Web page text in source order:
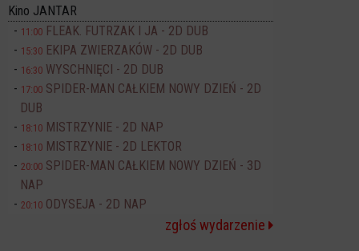
Kino JANTAR
11:00 FLEAK. FUTRZAK I JA - 2D DUB
15:30 EKIPA ZWIERZAKÓW - 2D DUB
16:30 WYSCHNIĘCI - 2D DUB
17:00 SPIDER-MAN CAŁKIEM NOWY DZIEŃ - 2D
DUB
18:10 MISTRZYNIE - 2D NAP
18:10 MISTRZYNIE - 2D LEKTOR
20:00 SPIDER-MAN CAŁKIEM NOWY DZIEŃ - 3D
NAP
20:10 ODYSEJA - 2D NAP
zgłoś wydarzenie